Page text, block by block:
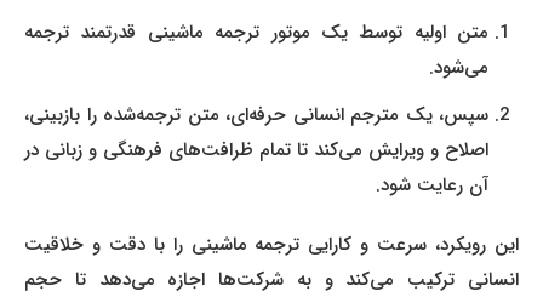
متن اولیه توسط یک موتور ترجمه ماشینی قدرتمند ترجمه
می‌شود.
سپس، یک مترجم انسانی حرفه‌ای، متن ترجمه‌شده را بازبینی،
اصلاح و ویرایش می‌کند تا تمام ظرافت‌های فرهنگی و زبانی در
آن رعایت شود.
این رویکرد، سرعت و کارایی ترجمه ماشینی را با دقت و خلاقیت
انسانی ترکیب می‌کند و به شرکت‌ها اجازه می‌دهد تا حجم